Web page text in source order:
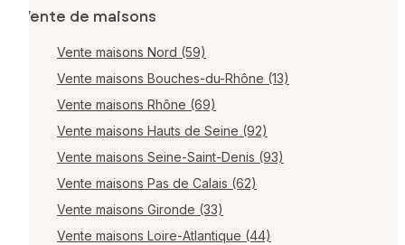
Vente de maisons
Vente maisons Nord (59)
Vente maisons Bouches-du-Rhône (13)
Vente maisons Rhône (69)
Vente maisons Hauts de Seine (92)
Vente maisons Seine-Saint-Denis (93)
Vente maisons Pas de Calais (62)
Vente maisons Gironde (33)
Vente maisons Loire-Atlantique (44)